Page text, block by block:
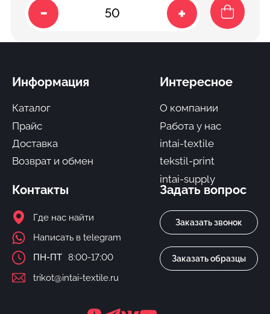
- +
Информация
Каталог
Прайс
Доставка
Возврат и обмен
Интересное
О компании
Работа у нас
intai-textile
tekstil-print
intai-supply
Контакты
Где нас найти
Написать в telegram
ПН-ПТ
8:00-17:00
trikot@intai-textile.ru
Задать вопрос
Заказать звонок
Заказать образцы